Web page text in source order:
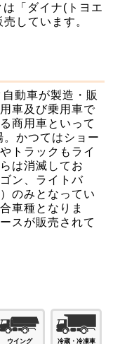
「ダイナ(トヨエ
しています。
動車が製造・販
車及び乗用車で
商用車といって
かつてはショー
トラックもライ
は消滅してお
ン、ライトバ
のみとなってい
車種となりま
スが販売されて
ウイング 冷蔵・冷凍車